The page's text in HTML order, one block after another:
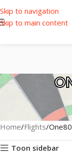
Skip to navigation
Skip to main content
Home Flights
Toon sidebar